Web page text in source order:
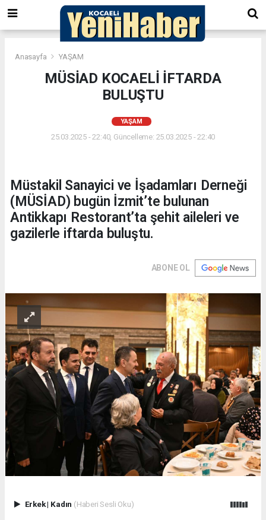
Anasayfa YAŞAM
MÜSİAD KOCAELİ İFTARDA
BULUŞTU
YAŞAM
25.03.2025 - 22:40, Güncelleme: 25.03.2025 - 22:40
Müstakil Sanayici ve İşadamları Derneği
(MÜSİAD) bugün İzmit’te bulunan
Antikkapı Restorant’ta şehit aileleri ve
gazilerle iftarda buluştu.
ABONE OL
Erkek| Kadın (Haberi Sesli Oku)